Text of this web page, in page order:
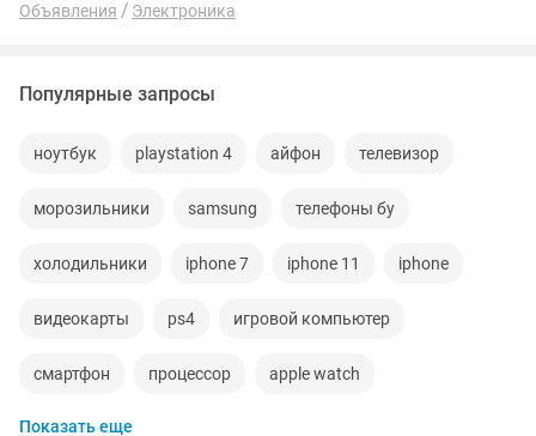
Объявления Электроника
Популярные запросы
ноутбук playstation 4 айфон телевизор
морозильники samsung телефоны бу
холодильники iphone 7 iphone 11 iphone
видеокарты ps4 игровой компьютер
смартфон процессор apple watch
беспроводные наушники
Показать еще